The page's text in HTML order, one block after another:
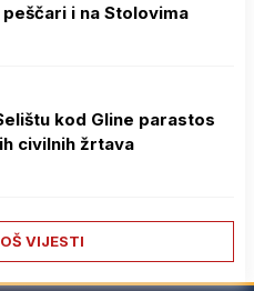
i na Stolovima
kod Gline parastos
civilnih žrtava
VIJESTI